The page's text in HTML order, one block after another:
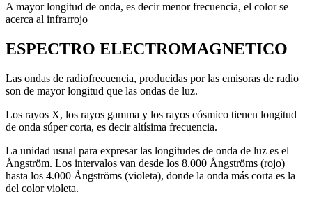
A mayor longitud de onda, es decir menor frecuencia, el color se
acerca al infrarrojo
ESPECTRO ELECTROMAGNETICO
Las ondas de radiofrecuencia, producidas por las emisoras de radio
son de mayor longitud que las ondas de luz.
Los rayos X, los rayos gamma y los rayos cósmico tienen longitud
de onda súper corta, es decir altísima frecuencia.
La unidad usual para expresar las longitudes de onda de luz es el
Ångström. Los intervalos van desde los 8.000 Ångströms (rojo)
hasta los 4.000 Ångströms (violeta), donde la onda más corta es la
del color violeta.